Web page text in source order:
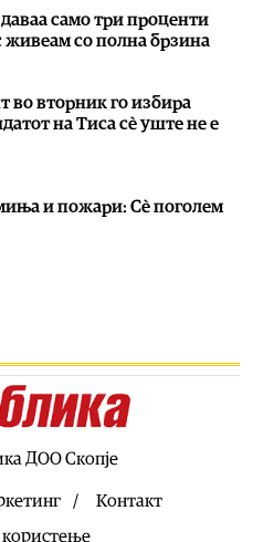
само три проценти
со полна брзина
во вторник го избира
на Тиса сè уште не е
и пожари: Сè поголем
животот на овие три знаци
ја даваат целата слика, за
ДОО Скопје
Контакт
користење